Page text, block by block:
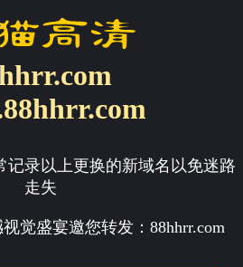
记录以上更换的新域名以免迷路
走失
觉盛宴邀您转发： 88hhrr.com